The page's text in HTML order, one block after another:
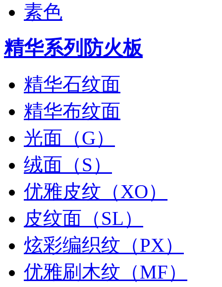
素色
精华系列防火板
精华石纹面
精华布纹面
光面（G）
绒面（S）
优雅皮纹（XO）
皮纹面（SL）
炫彩编织纹（PX）
优雅刷木纹（MF）